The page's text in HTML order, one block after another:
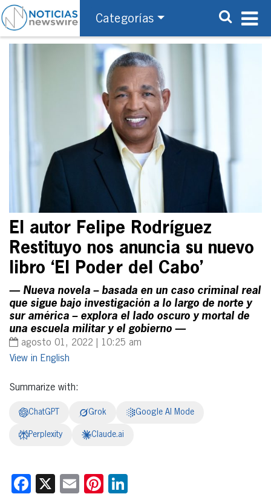
Categorías
El autor Felipe Rodríguez
Restituyo nos anuncia su nuevo
libro ‘El Poder del Cabo’
— Nueva novela – basada en un caso criminal real
que sigue bajo investigación a lo largo de norte y
sur américa – explora el lado oscuro y mortal de
una escuela militar y el gobierno —
agosto 01, 2022 | 10:25 am
English
Summarize with:
ChatGPT Grok Google AI Mode
Perplexity Claude.ai
Facebook
X EmailPinterest